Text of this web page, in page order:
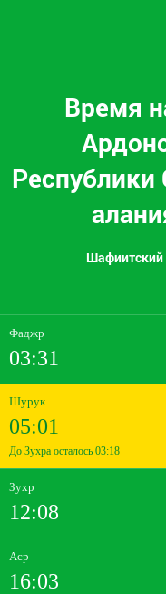
Время
Республики
Шафиитский
Фаджр
03:31
Шурук
05:01
До Зухра осталось 03:18
Зухр
12:08
Аср
16:03